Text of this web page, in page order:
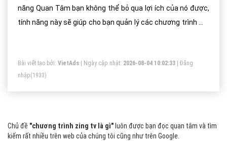
năng Quan Tâm bạn không thể bỏ qua lợi ích của nó được,
tính năng này sẽ giúp cho bạn quản lý các chương trình mà
Bài viết tạo bởi: VietAds | Ngày cập nhật: 2026-08-04 10:02:33
Đăng
nhập(1933)
Chủ đề "chương trình zing tv là gì" luôn được bạn đọc quan tâm và tìm
kiếm rất nhiều trên web của chúng tôi cũng như trên Google.